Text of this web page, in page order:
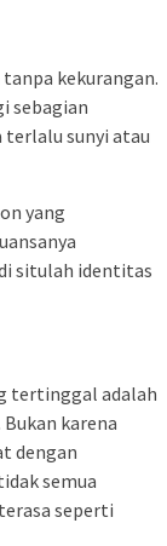
kekurangan.
sebagian
terlalu sunyi atau
yang
situlah identitas
tertinggal adalah
karena
dengan
semua
seperti